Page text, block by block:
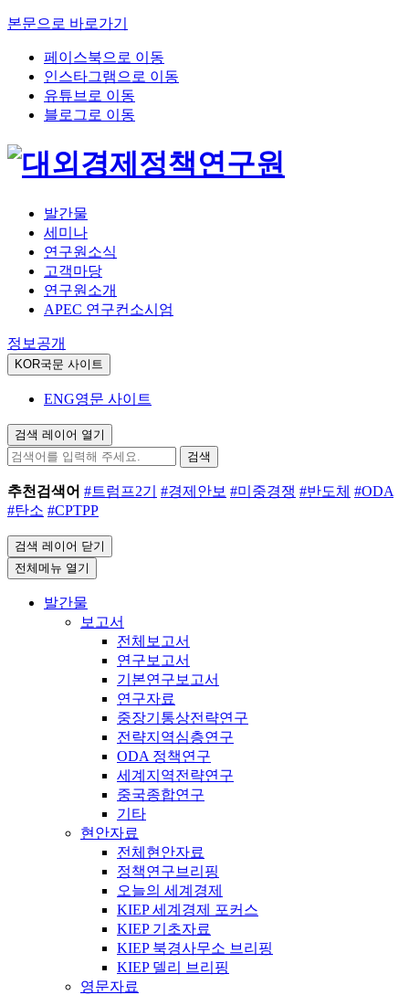
본문으로 바로가기
페이스북으로 이동
인스타그램으로 이동
유튜브로 이동
블로그로 이동
발간물
세미나
연구원소식
고객마당
연구원소개
APEC 연구컨소시엄
정보공개
KOR국문 사이트
ENG영문 사이트
검색 레이어 열기
검색
추천검색어 #트럼프2기 #경제안보 #미중경쟁 #반도체 #ODA
#탄소 #CPTPP
검색 레이어 닫기
전체메뉴 열기
발간물
보고서
전체보고서
연구보고서
기본연구보고서
연구자료
중장기통상전략연구
전략지역심층연구
ODA 정책연구
세계지역전략연구
중국종합연구
기타
현안자료
전체현안자료
정책연구브리핑
오늘의 세계경제
KIEP 세계경제 포커스
KIEP 기초자료
KIEP 북경사무소 브리핑
KIEP 델리 브리핑
영문자료